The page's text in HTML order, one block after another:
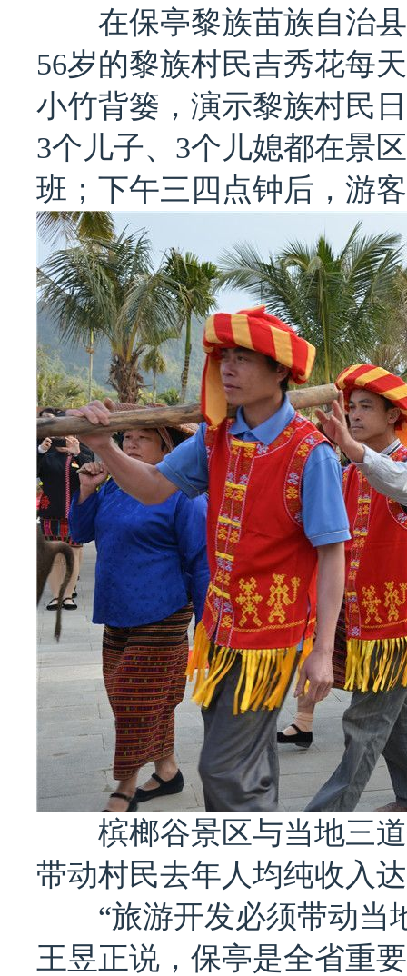
在保亭黎族苗族自治县
56岁的黎族村民吉秀花每
小竹背篓，演示黎族村民
3个儿子、3个儿媳都在景
班；下午三四点钟后，游
槟榔谷景区与当地三道
带动村民去年人均纯收入
“旅游开发必须带动当
王昱正说，保亭是全省重